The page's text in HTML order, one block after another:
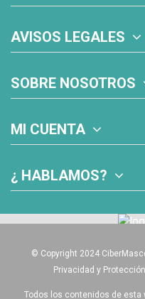
AVISOS LEGALES
SOBRE NOSOTROS
MI CUENTA
¿ HABLAMOS?
© Copyright 2024
Privacidad y
Todos los contenidos de esta